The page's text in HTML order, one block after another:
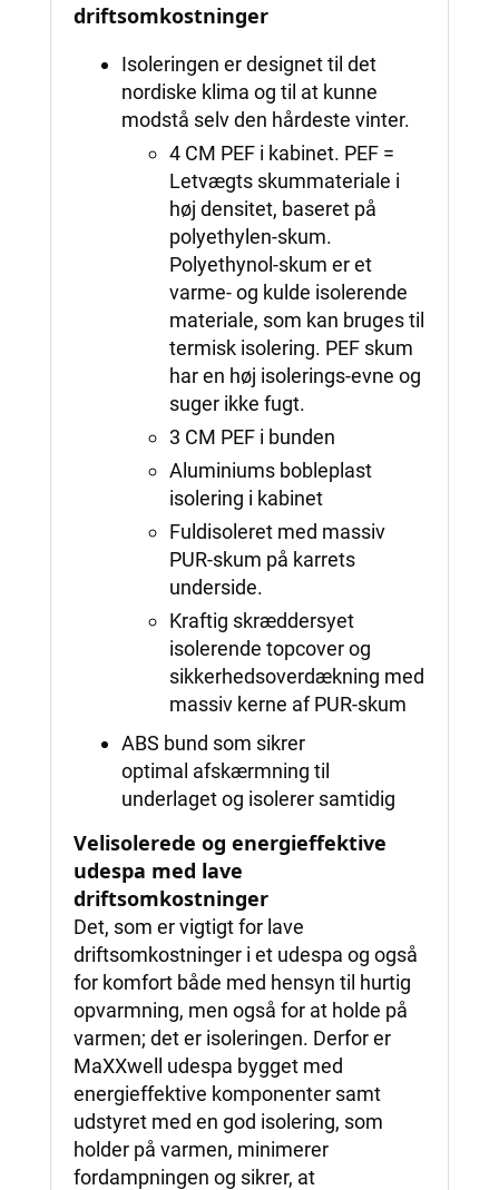
driftsomkostninger
Isoleringen er designet til det
nordiske klima og til at kunne
modstå selv den hårdeste vinter.
4 CM PEF i kabinet. PEF =
Letvægts skummateriale i
høj densitet, baseret på
polyethylen-skum.
Polyethynol-skum er et
varme- og kulde isolerende
materiale, som kan bruges til
termisk isolering. PEF skum
har en høj isolerings-evne og
suger ikke fugt.
3 CM PEF i bunden
Aluminiums bobleplast
isolering i kabinet
Fuldisoleret med massiv
PUR-skum på karrets
underside.
Kraftig skræddersyet
isolerende topcover og
sikkerhedsoverdækning med
massiv kerne af PUR-skum
ABS bund som sikrer
optimal afskærmning til
underlaget og isolerer samtidig
Velisolerede og energieffektive
udespa med lave
driftsomkostninger
Det, som er vigtigt for lave
driftsomkostninger i et udespa og også
for komfort både med hensyn til hurtig
opvarmning, men også for at holde på
varmen; det er isoleringen. Derfor er
MaXXwell udespa bygget med
energieffektive komponenter samt
udstyret med en god isolering, som
holder på varmen, minimerer
fordampningen og sikrer, at